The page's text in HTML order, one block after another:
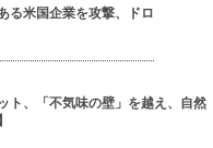
る米国企業を攻撃、ドロ
ト、「不気味の壁」を越え、自然